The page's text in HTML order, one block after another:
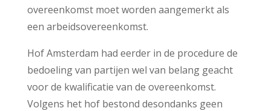
overeenkomst moet worden aangemerkt als
een arbeidsovereenkomst.
Hof Amsterdam had eerder in de procedure de
bedoeling van partijen wel van belang geacht
voor de kwalificatie van de overeenkomst.
Volgens het hof bestond desondanks geen